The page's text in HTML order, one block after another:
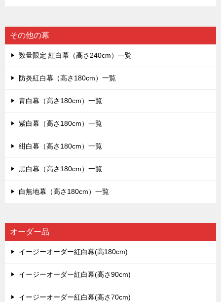
その他の幕
数量限定 紅白幕（高さ240cm）一覧
防炎紅白幕（高さ180cm）一覧
青白幕（高さ180cm）一覧
紫白幕（高さ180cm）一覧
紺白幕（高さ180cm）一覧
黒白幕（高さ180cm）一覧
白無地幕（高さ180cm）一覧
オーダー品
イージーオーダー紅白幕(高180cm)
イージーオーダー紅白幕(高さ90cm)
イージーオーダー紅白幕(高さ70cm)